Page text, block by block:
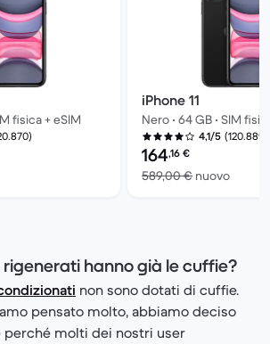
fisica + eSIM
a 639,00 € del nuovo
iPhone 11
Nero • 64 GB • SIM
4,1/5 (120.889)
Prezzo del
164,16 €
589,00 € nuovo
rigenerati hanno già le cuffie?
non sono dotati di cuffie.
pensato molto, abbiamo deciso
molti dei nostri user